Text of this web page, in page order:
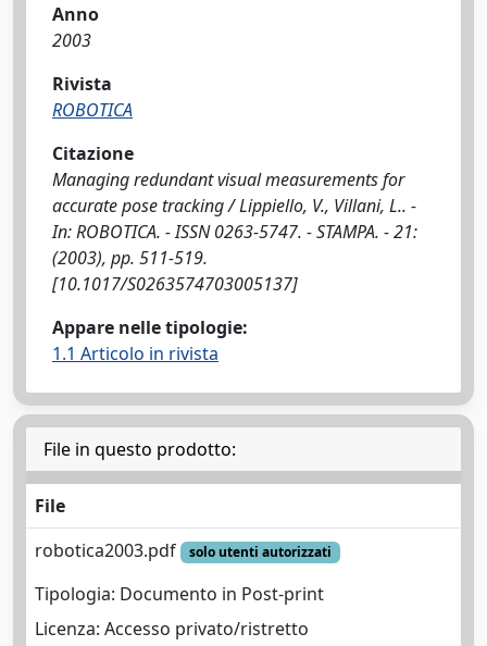
Anno
2003
Rivista
ROBOTICA
Citazione
Managing redundant visual measurements for
accurate pose tracking / Lippiello, V., Villani, L.. -
In: ROBOTICA. - ISSN 0263-5747. - STAMPA. - 21:
(2003), pp. 511-519.
[10.1017/S0263574703005137]
Appare nelle tipologie:
1.1 Articolo in rivista
File in questo prodotto:
File
robotica2003.pdf
solo utenti autorizzati
Tipologia: Documento in Post-print
Licenza: Accesso privato/ristretto